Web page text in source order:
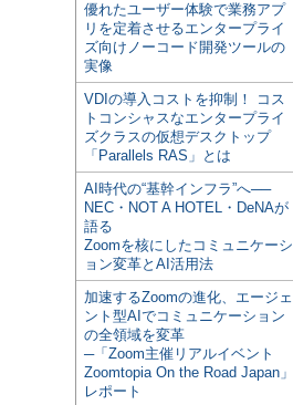
優れたユーザー体験で業務アプ
リを定着させるエンタープライ
ズ向けノーコード開発ツールの
実像
VDIの導入コストを抑制！ コス
トコンシャスなエンタープライ
ズクラスの仮想デスクトップ
「Parallels RAS」とは
AI時代の“基幹インフラ”へ──
NEC・NOT A HOTEL・DeNAが
語る
Zoomを核にしたコミュニケーシ
ョン変革とAI活用法
加速するZoomの進化、エージェ
ント型AIでコミュニケーション
の全領域を変革
─「Zoom主催リアルイベント
Zoomtopia On the Road Japan」
レポート